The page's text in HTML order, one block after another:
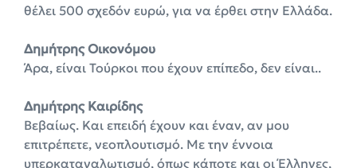
θέλει 500 σχεδόν ευρώ, για να έρθει στην Ελλάδα.
Δημήτρης Οικονόμου
Άρα, είναι Τούρκοι που έχουν επίπεδο, δεν είναι..
Δημήτρης Καιρίδης
Βεβαίως. Και επειδή έχουν και έναν, αν μου
επιτρέπετε, νεοπλουτισμό. Με την έννοια
υπερκαταναλωτισμό, όπως κάποτε και οι Έλληνες,